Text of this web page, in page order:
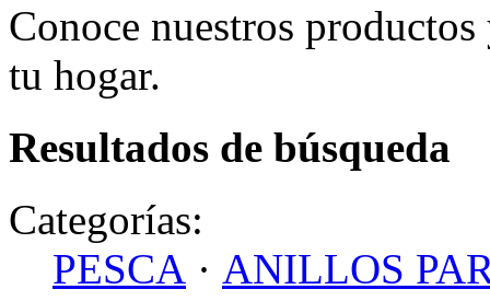
Conoce nuestros
tu hogar.
Resultados de búsqueda
Categorías:
PESCA · ANILLOS